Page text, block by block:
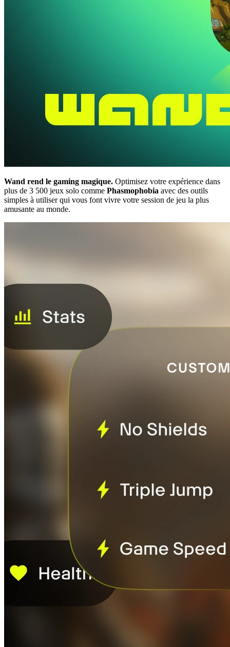
Wand rend le gaming magique. Optimisez votre expérience dans
plus de 3 500 jeux solo comme Phasmophobia avec des outils
simples à utiliser qui vous font vivre votre session de jeu la plus
amusante au monde.